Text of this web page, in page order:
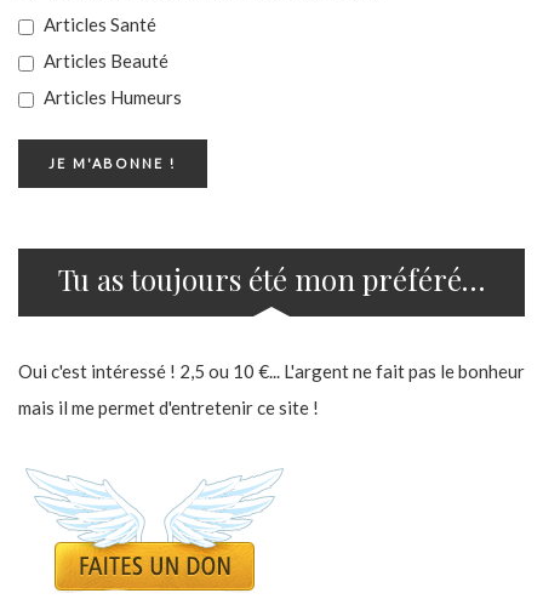
Articles Santé
Articles Beauté
Articles Humeurs
Tu as toujours été mon préféré…
Oui c'est intéressé ! 2,5 ou 10 €... L'argent ne fait pas le bonheur
mais il me permet d'entretenir ce site !